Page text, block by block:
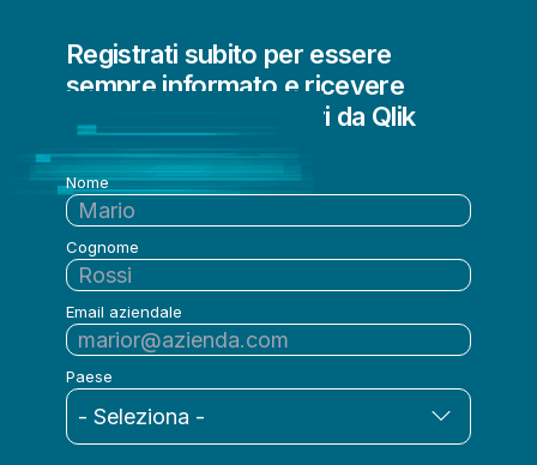
Registrati subito per essere
sempre informato e ricevere
aggiornamenti regolari da Qlik
Nome
Cognome
Email aziendale
Paese